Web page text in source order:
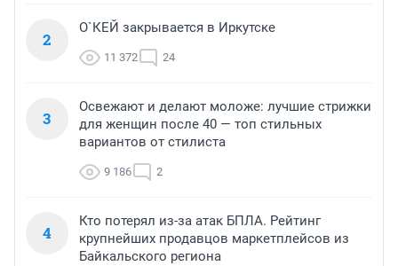
2
О`КЕЙ закрывается в Иркутске
11 372 24
3
Освежают и делают моложе: лучшие стрижки
для женщин после 40 — топ стильных
вариантов от стилиста
9 186 2
4
Кто потерял из-за атак БПЛА. Рейтинг
крупнейших продавцов маркетплейсов из
Байкальского региона